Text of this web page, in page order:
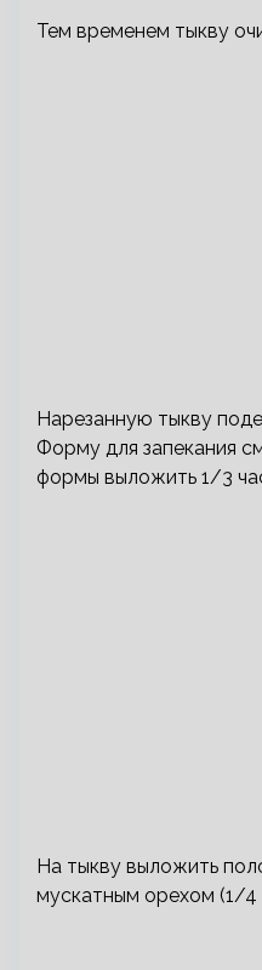
Тем временем тыкву
Нарезанную тыкву
Форму для запекания
формы выложить 1/3
На тыкву выложить
мускатным орехом (1/4